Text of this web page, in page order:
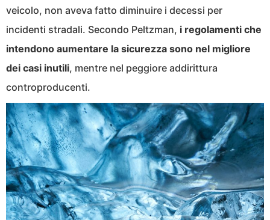
veicolo, non aveva fatto diminuire i decessi per
incidenti stradali. Secondo Peltzman, i regolamenti che
intendono aumentare la sicurezza sono nel migliore
dei casi inutili, mentre nel peggiore addirittura
controproducenti.